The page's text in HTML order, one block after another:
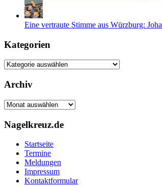
Eine vertraute Stimme aus Würzburg:
Kategorien
Kategorien
Archiv
Archiv
Nagelkreuz.de
Startseite
Termine
Meldungen
Impressum
Kontaktformular